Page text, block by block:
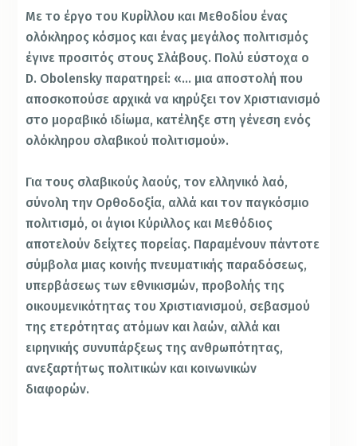
Με το έργο του Κυρίλλου και Μεθοδίου ένας
ολόκληρος κόσμος και ένας μεγάλος πολιτισμός
έγινε προσιτός στους Σλάβους. Πολύ εύστοχα ο
D. Obolensky παρατηρεί: «… μια αποστολή που
αποσκοπούσε αρχικά να κηρύξει τον Χριστιανισμό
στο μοραβικό ιδίωμα, κατέληξε στη γένεση ενός
ολόκληρου σλαβικού πολιτισμού».
Για τους σλαβικούς λαούς, τον ελληνικό λαό,
σύνολη την Ορθοδοξία, αλλά και τον παγκόσμιο
πολιτισμό, οι άγιοι Κύριλλος και Μεθόδιος
αποτελούν δείχτες πορείας. Παραμένουν πάντοτε
σύμβολα μιας κοινής πνευματικής παραδόσεως,
υπερβάσεως των εθνικισμών, προβολής της
οικουμενικότητας του Χριστιανισμού, σεβασμού
της ετερότητας ατόμων και λαών, αλλά και
ειρηνικής συνυπάρξεως της ανθρωπότητας,
ανεξαρτήτως πολιτικών και κοινωνικών
διαφορών.